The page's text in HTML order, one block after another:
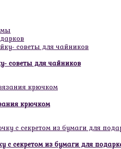
советы для чайников
крючком
с секретом из бумаги для